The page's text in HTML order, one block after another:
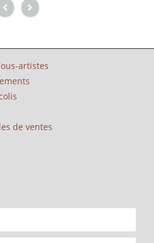
artistes
de ventes